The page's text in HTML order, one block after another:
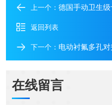
上一个： 德国手动卫生
返回列表
下一个： 电动衬氟多孔
在线留言